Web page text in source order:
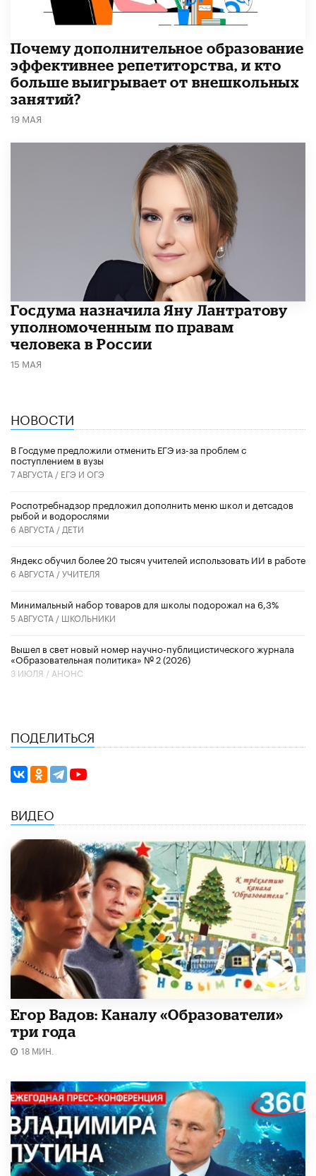
​Почему дополнительное образование
эффективнее репетиторства, и кто
больше выигрывает от внешкольных
занятий?
19 МАЯ
Госдума назначила Яну Лантратову
уполномоченным по правам
человека в России
15 МАЯ
НОВОСТИ
В Госдуме предложили отменить ЕГЭ из-за проблем с
поступлением в вузы
7 АВГУСТА / ЕГЭ И ОГЭ
Роспотребнадзор предложил дополнить меню школ и детсадов
рыбой и водорослями
6 АВГУСТА / ДЕТИ
​Яндекс обучил более 20 тысяч учителей использовать ИИ в работе
6 АВГУСТА /УЧИТЕЛЯ
Минимальный набор товаров для школы подорожал на 6,3%
5 АВГУСТА / ШКОЛЬНИКИ
Вышел в свет новый номер научно-публицистического журнала
«Образовательная политика» № 2 (2026)
3 ИЮЛЯ / АНОНС
ПОДЕЛИТЬСЯ
ВИДЕО
Егор Вадов: Каналу «Образователи»
три года
18 МИН.